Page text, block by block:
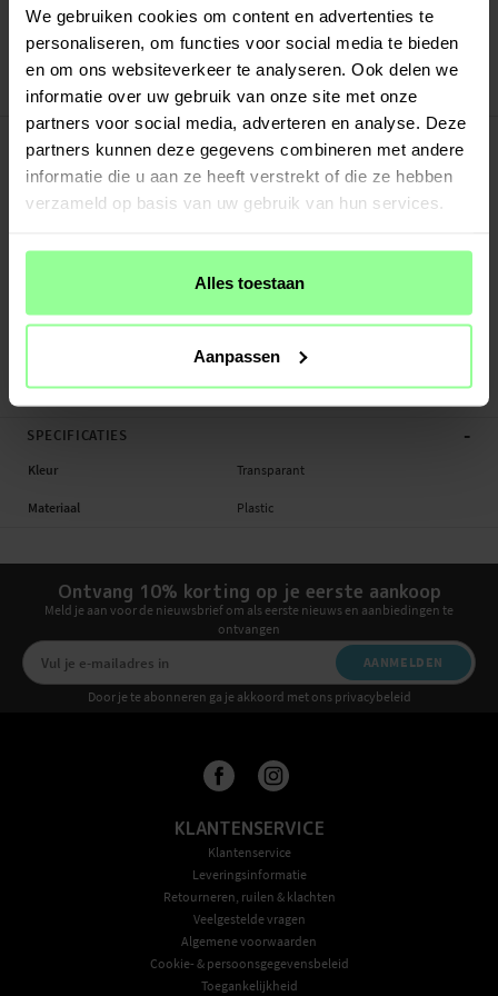
We gebruiken cookies om content en advertenties te
personaliseren, om functies voor social media te bieden
en om ons websiteverkeer te analyseren. Ook delen we
informatie over uw gebruik van onze site met onze
partners voor social media, adverteren en analyse. Deze
partners kunnen deze gegevens combineren met andere
informatie die u aan ze heeft verstrekt of die ze hebben
verzameld op basis van uw gebruik van hun services.
Alles toestaan
Aanpassen
Veilig betalen met Klarna of Paypal
30 dagen retourrecht
Art number:69181 Ringke
PRODUCTBESCHRIJVING -
Magnetische hoesje voor Google Pixel 10 Pro.
Geschikt voor:
Materiaal: Plastic
Magnetische hoesje, Smartphone
SPECIFICATIES -
Kleur Transparant
Materiaal Plastic
Ontvang 10% korting op je eerste aankoop
Meld je aan voor de nieuwsbrief om als eerste nieuws en aanbiedingen te
ontvangen
AANMELDEN
Door je te abonneren ga je akkoord met ons privacybeleid
KLANTENSERVICE
Klantenservice
Leveringsinformatie
Retourneren, ruilen & klachten
Veelgestelde vragen
Algemene voorwaarden
Cookie- & persoonsgegevensbeleid
Toegankelijkheid